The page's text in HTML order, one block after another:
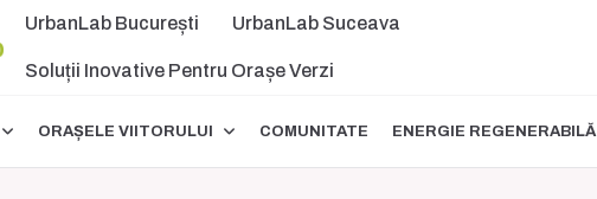
UrbanLab București UrbanLab Suceava
Soluții Inovative Pentru Orașe Verzi
ORAȘELE VIITORULUI COMUNITATE ENERGIE REGENERABILĂ